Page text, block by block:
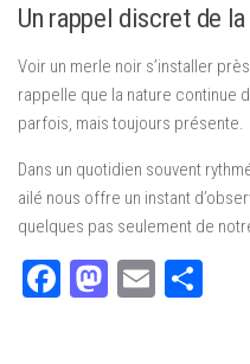
Un rappel discret de
Voir un merle noir s’installer
rappelle que la nature continue
parfois, mais toujours présente.
Dans un quotidien souvent
ailé nous offre un instant
quelques pas seulement de
Facebook
Mastodon
Email